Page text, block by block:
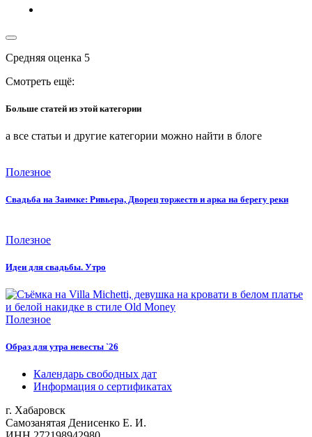
Средняя оценка 5
Смотреть ещё:
Больше статей из этой категории
а все статьи и другие категории можно найти в блоге
Полезное
Свадьба на Заимке: Ривьера, Дворец торжеств и арка на берегу реки
Полезное
Идеи для свадьбы. Утро
Полезное
Образ для утра невесты `26
Календарь свободных дат
Информация о сертификатах
г. Хабаровск
Самозанятая Денисенко Е. И.